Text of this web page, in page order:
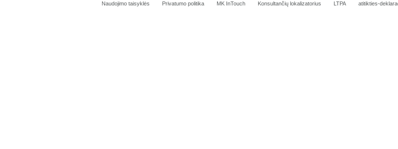
Naudojimo taisyklės Privatumo politika MK InTouch Konsultančių lokalizatorius LTPA atitikties-